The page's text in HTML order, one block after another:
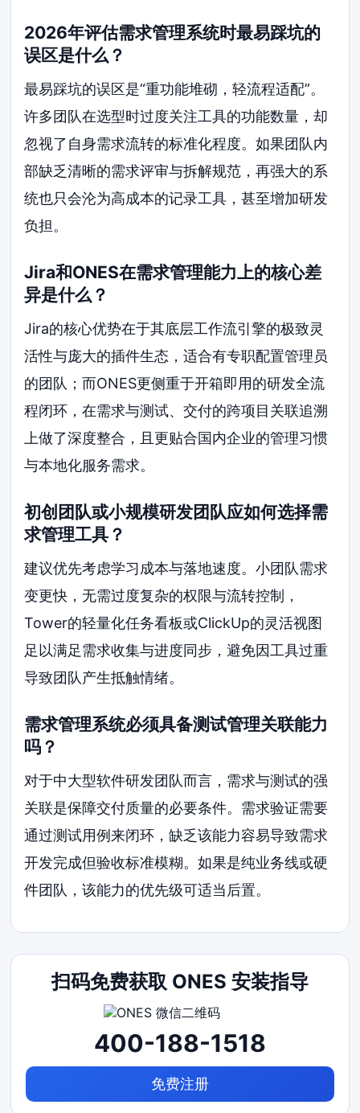
2026年评估需求管理系统时最易踩坑的
误区是什么？
最易踩坑的误区是“重功能堆砌，轻流程适配”。
许多团队在选型时过度关注工具的功能数量，却
忽视了自身需求流转的标准化程度。如果团队内
部缺乏清晰的需求评审与拆解规范，再强大的系
统也只会沦为高成本的记录工具，甚至增加研发
负担。
Jira和ONES在需求管理能力上的核心差
异是什么？
Jira的核心优势在于其底层工作流引擎的极致灵
活性与庞大的插件生态，适合有专职配置管理员
的团队；而ONES更侧重于开箱即用的研发全流
程闭环，在需求与测试、交付的跨项目关联追溯
上做了深度整合，且更贴合国内企业的管理习惯
与本地化服务需求。
初创团队或小规模研发团队应如何选择需
求管理工具？
建议优先考虑学习成本与落地速度。小团队需求
变更快，无需过度复杂的权限与流转控制，
Tower的轻量化任务看板或ClickUp的灵活视图
足以满足需求收集与进度同步，避免因工具过重
导致团队产生抵触情绪。
需求管理系统必须具备测试管理关联能力
吗？
对于中大型软件研发团队而言，需求与测试的强
关联是保障交付质量的必要条件。需求验证需要
通过测试用例来闭环，缺乏该能力容易导致需求
开发完成但验收标准模糊。如果是纯业务线或硬
件团队，该能力的优先级可适当后置。
扫码免费获取 ONES 安装指导
400-188-1518
免费注册